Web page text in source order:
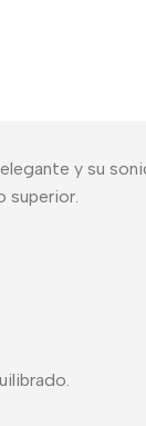
y su
superior.